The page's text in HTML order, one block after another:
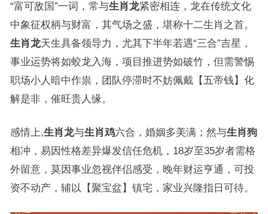
“富可敌国”一词，常与生肖龙紧密相连，龙在传统文化
中象征权柄与财富，其气场之盛，堪称十二生肖之首。
生肖龙天生具备领导力，尤其下半年若遇“三合”吉星，
事业运势将如蛟龙入海，项目推进势如破竹，但需警惕
职场小人暗中作祟，团队停滞时不妨佩戴【五帝钱】化
解是非，催旺贵人缘。
感情上,生肖龙与生肖鸡六合，婚姻多美满；然与生肖狗
相冲，易因性格差异爆发信任危机，18岁至35岁者需格
外留意，莫因事业忽视伴侣感受，晚年财运亨通，可投
资不动产，辅以【聚宝盆】镇宅，家业兴隆指日可待。